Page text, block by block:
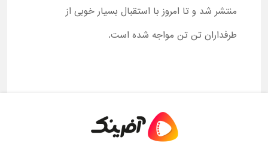
منتشر شد و تا امروز با استقبال بسیار خوبی از
طرفداران تن تن مواجه شده است.